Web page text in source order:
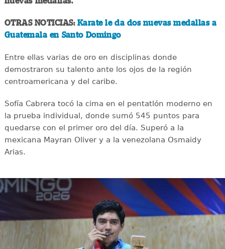
OTRAS NOTICIAS: Karate le da dos nuevas medallas a
Guatemala en Santo Domingo
Entre ellas varias de oro en disciplinas donde
demostraron su talento ante los ojos de la región
centroamericana y del caribe.
Sofía Cabrera tocó la cima en el pentatlón moderno en
la prueba individual, donde sumó 545 puntos para
quedarse con el primer oro del día. Superó a la
mexicana Mayran Oliver y a la venezolana Osmaidy
Arias.